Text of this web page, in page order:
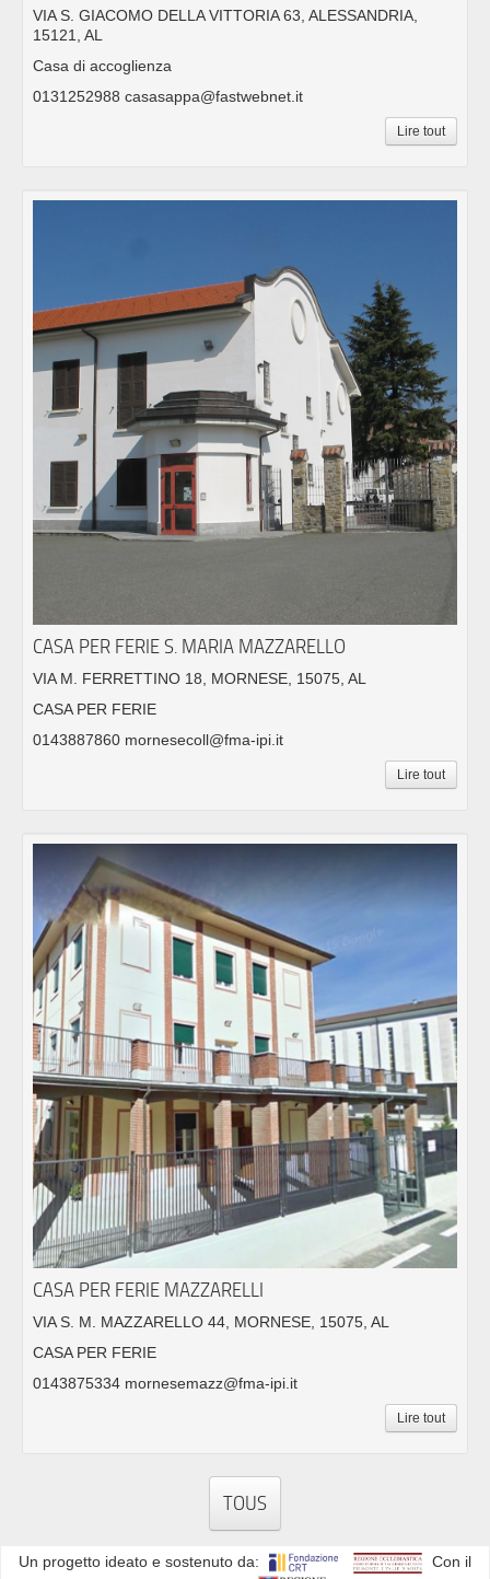
VIA S. GIACOMO DELLA VITTORIA 63, ALESSANDRIA,
15121, AL
Casa di accoglienza
0131252988 casasappa@fastwebnet.it
Lire tout
CASA PER FERIE S. MARIA MAZZARELLO
VIA M. FERRETTINO 18, MORNESE, 15075, AL
CASA PER FERIE
0143887860 mornesecoll@fma-ipi.it
Lire tout
CASA PER FERIE MAZZARELLI
VIA S. M. MAZZARELLO 44, MORNESE, 15075, AL
CASA PER FERIE
0143875334 mornesemazz@fma-ipi.it
Lire tout
TOUS
Un progetto ideato e sostenuto da:
Con il